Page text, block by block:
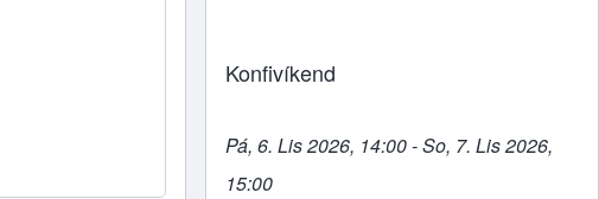
Konfivíkend
Pá, 6. Lis 2026, 14:00 - So, 7. Lis 2026,
15:00